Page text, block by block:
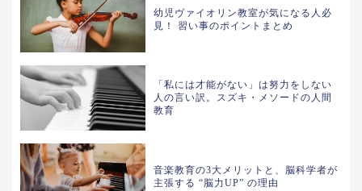
幼児ヴァイオリン教室が気になる人必
見！ 習い事のポイントまとめ
「私には才能がない」は努力をしない
人の言い訳。スズキ・メソードの人間
教育
音楽教育の3大メリットと、脳科学者が
主張する “脳力UP” の理由